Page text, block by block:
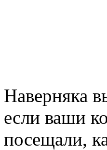
Наверняка
если ваши
посещали,